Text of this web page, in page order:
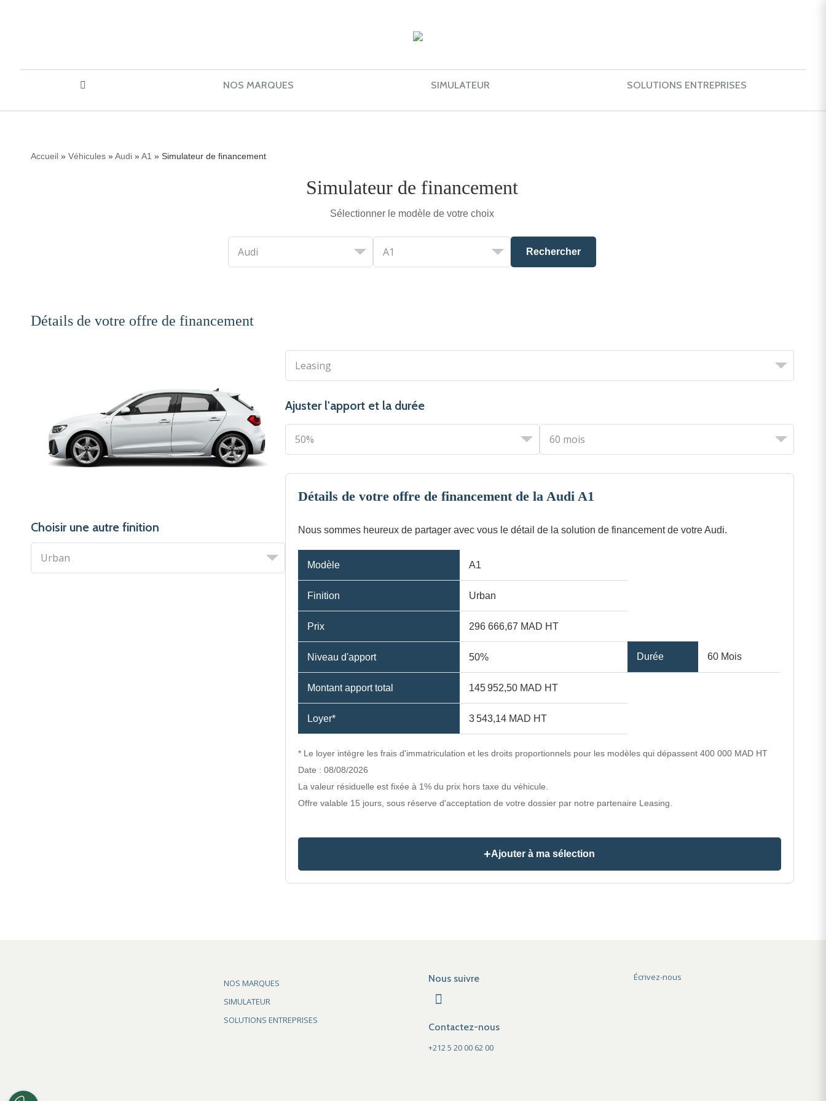
NOS MARQUES SIMULATEUR SOLUTIONS ENTREPRISES
Accueil » Véhicules »Audi »A1 » Simulateur de financement
Simulateur de financement
Sélectionner le modèle de votre choix
Rechercher
Détails de votre offre de financement
Choisir une autre finition
Ajuster l'apport et la durée
Détails de votre offre de financement de la Audi A1
Nous sommes heureux de partager avec vous le détail de la solution de financement de votre Audi.
Modèle A1
Finition Urban
Prix 296 666,67 MAD HT
Niveau d'apport 50% Durée 60 Mois
Montant apport total 145 952,50 MAD HT
Loyer* 3 543,14 MAD HT
* Le loyer intègre les frais d'immatriculation et les droits proportionnels pour les modèles qui dépassent 400 000 MAD HT
Date : 08/08/2026
La valeur résiduelle est fixée à 1% du prix hors taxe du véhicule.
Offre valable 15 jours, sous réserve d'acceptation de votre dossier par notre partenaire Leasing.
Ajouter à ma sélection
NOS MARQUES
SIMULATEUR
SOLUTIONS ENTREPRISES
Nous suivre
Contactez-nous
+212 5 20 00 62 00
Écrivez-nous